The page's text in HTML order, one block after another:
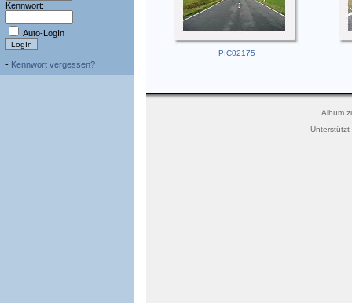
Kennwort:
Auto-LogIn
- Kennwort vergessen?